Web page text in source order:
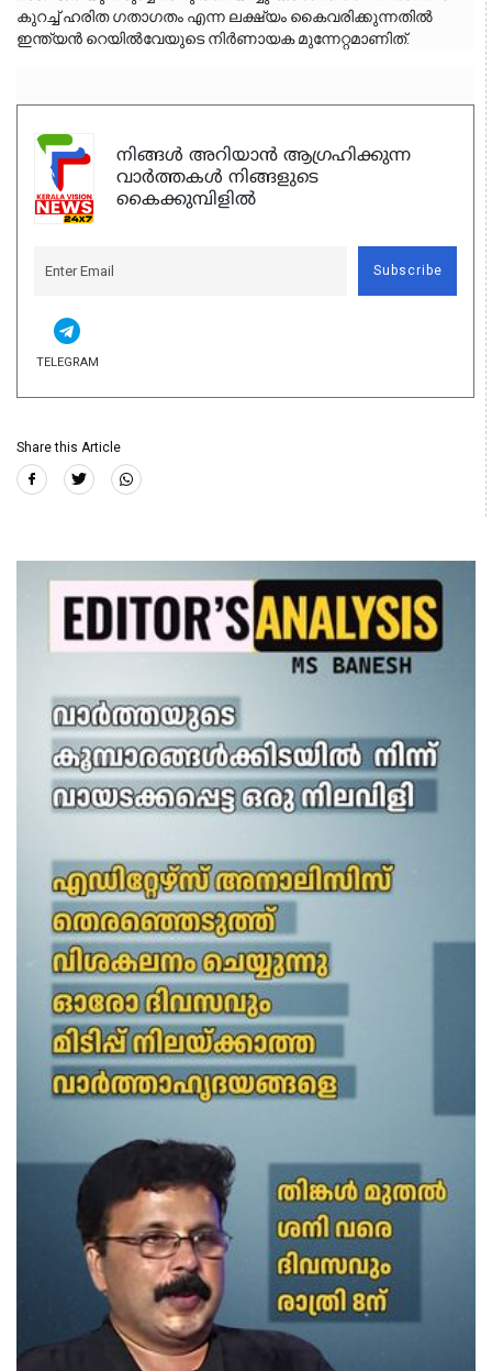
കുറച്ച് ഹരിത ഗതാഗതം എന്ന ലക്ഷ്യം കൈവരിക്കുന്നതിൽ
ഇന്ത്യൻ റെയിൽവേയുടെ നിർണായക മുന്നേറ്റമാണിത്.
നിങ്ങൾ അറിയാൻ ആഗ്രഹിക്കുന്ന
വാർത്തകൾ നിങ്ങളുടെ
കൈക്കുമ്പിളിൽ
Subscribe
TELEGRAM
Share this Article